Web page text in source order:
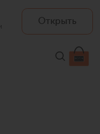
Открыть